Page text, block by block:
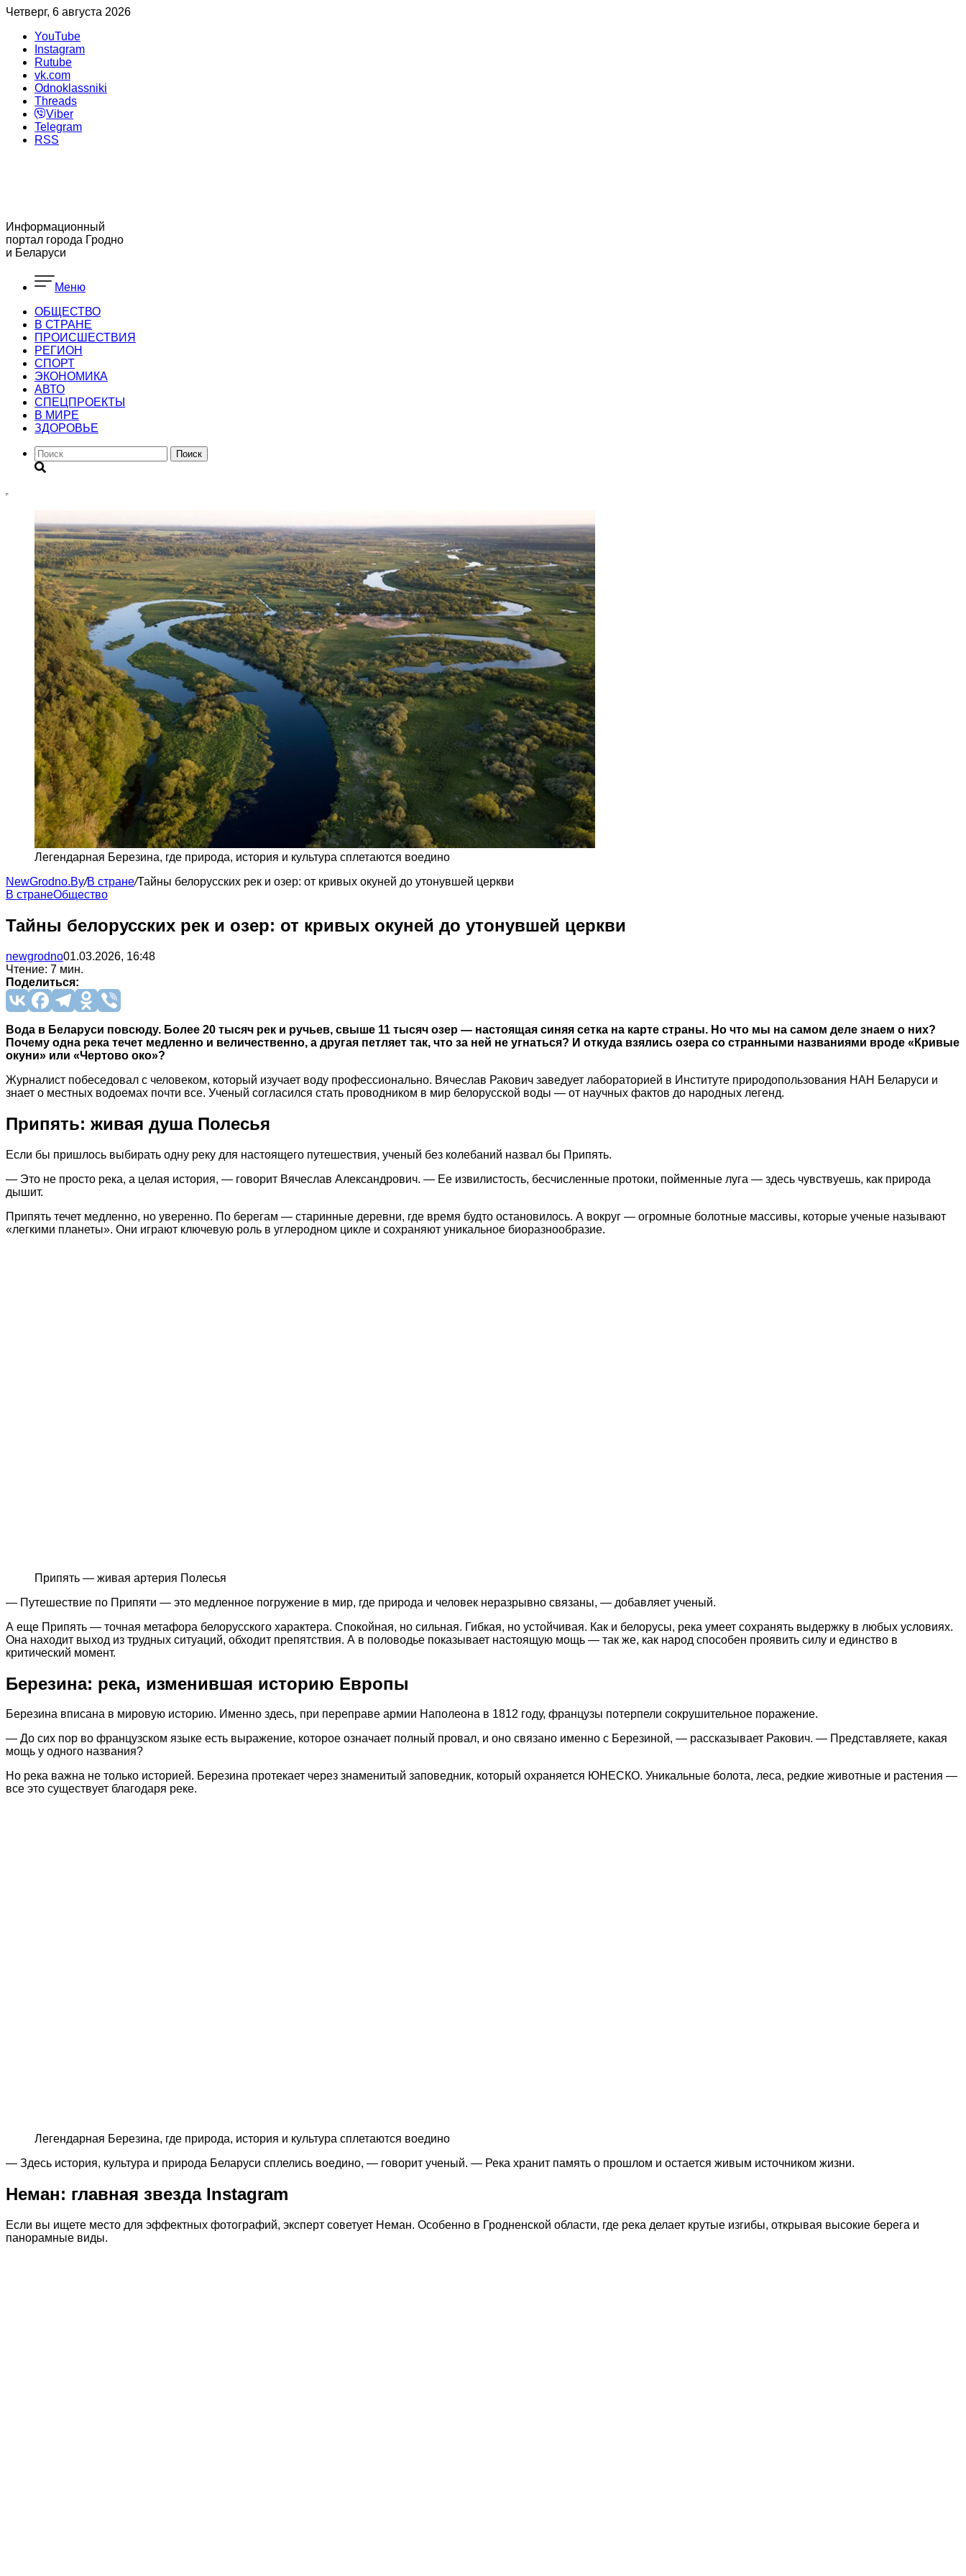
Четверг, 6 августа 2026
YouTube
Instagram
Rutube
vk.com
Odnoklassniki
Threads
Viber
Telegram
RSS
Информационный
портал города Гродно
и Беларуси
Меню
ОБЩЕСТВО
В СТРАНЕ
ПРОИСШЕСТВИЯ
РЕГИОН
CПОРТ
ЭКОНОМИКА
АВТО
СПЕЦПРОЕКТЫ
В МИРЕ
ЗДОРОВЬЕ
Поиск
Легендарная Березина, где природа, история и культура сплетаются воедино
NewGrodno.By/В стране/Тайны белорусских рек и озер: от кривых окуней до утонувшей церкви
В странеОбщество
Тайны белорусских рек и озер: от кривых окуней до утонувшей церкви
newgrodno01.03.2026, 16:48
Чтение: 7 мин.
Поделиться:
Вода в Беларуси повсюду. Более 20 тысяч рек и ручьев, свыше 11 тысяч озер — настоящая синяя сетка на карте страны. Но что мы на самом деле знаем о них?
Почему одна река течет медленно и величественно, а другая петляет так, что за ней не угнаться? И откуда взялись озера со странными названиями вроде «Кривые
окуни» или «Чертово око»?
Журналист побеседовал с человеком, который изучает воду профессионально. Вячеслав Ракович заведует лабораторией в Институте природопользования НАН Беларуси и
знает о местных водоемах почти все. Ученый согласился стать проводником в мир белорусской воды — от научных фактов до народных легенд.
Припять: живая душа Полесья
Если бы пришлось выбирать одну реку для настоящего путешествия, ученый без колебаний назвал бы Припять.
— Это не просто река, а целая история, — говорит Вячеслав Александрович. — Ее извилистость, бесчисленные протоки, пойменные луга — здесь чувствуешь, как природа
дышит.
Припять течет медленно, но уверенно. По берегам — старинные деревни, где время будто остановилось. А вокруг — огромные болотные массивы, которые ученые называют
«легкими планеты». Они играют ключевую роль в углеродном цикле и сохраняют уникальное биоразнообразие.
Припять — живая артерия Полесья
— Путешествие по Припяти — это медленное погружение в мир, где природа и человек неразрывно связаны, — добавляет ученый.
А еще Припять — точная метафора белорусского характера. Спокойная, но сильная. Гибкая, но устойчивая. Как и белорусы, река умеет сохранять выдержку в любых условиях.
Она находит выход из трудных ситуаций, обходит препятствия. А в половодье показывает настоящую мощь — так же, как народ способен проявить силу и единство в
критический момент.
Березина: река, изменившая историю Европы
Березина вписана в мировую историю. Именно здесь, при переправе армии Наполеона в 1812 году, французы потерпели сокрушительное поражение.
— До сих пор во французском языке есть выражение, которое означает полный провал, и оно связано именно с Березиной, — рассказывает Ракович. — Представляете, какая
мощь у одного названия?
Но река важна не только историей. Березина протекает через знаменитый заповедник, который охраняется ЮНЕСКО. Уникальные болота, леса, редкие животные и растения —
все это существует благодаря реке.
Легендарная Березина, где природа, история и культура сплетаются воедино
— Здесь история, культура и природа Беларуси сплелись воедино, — говорит ученый. — Река хранит память о прошлом и остается живым источником жизни.
Неман: главная звезда Instagram
Если вы ищете место для эффектных фотографий, эксперт советует Неман. Особенно в Гродненской области, где река делает крутые изгибы, открывая высокие берега и
панорамные виды.